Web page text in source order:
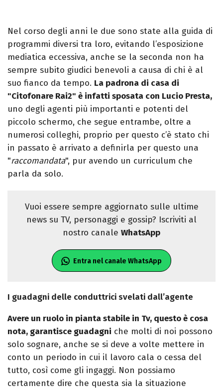
Nel corso degli anni le due sono state alla guida di
programmi diversi tra loro, evitando l’esposizione
mediatica eccessiva, anche se la seconda non ha
sempre subito giudici benevoli a causa di chi è al
suo fianco da tempo. La padrona di casa di
"Citofonare Rai2" è infatti sposata con Lucio Presta,
uno degli agenti più importanti e potenti del
piccolo schermo, che segue entrambe, oltre a
numerosi colleghi, proprio per questo c’è stato chi
in passato è arrivato a definirla per questo una
"raccomandata", pur avendo un curriculum che
parla da solo.
Vuoi essere sempre aggiornato sulle ultime
news su TV, personaggi e gossip? Iscriviti al
nostro canale WhatsApp
Entra nel canale WhatsApp
I guadagni delle conduttrici svelati dall’agente
Avere un ruolo in pianta stabile in Tv, questo è cosa
nota, garantisce guadagni che molti di noi possono
solo sognare, anche se si deve a volte mettere in
conto un periodo in cui il lavoro cala o cessa del
tutto, così come gli ingaggi. Non possiamo
certamente dire che questa sia la situazione